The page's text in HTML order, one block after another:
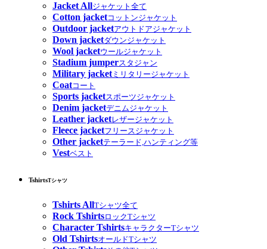
Jacket Allジャケット全て
Cotton jacketコットンジャケット
Outdoor jacketアウトドアジャケット
Down jacketダウンジャケット
Wool jacketウールジャケット
Stadium jumperスタジャン
Military jacketミリタリージャケット
Coatコート
Sports jacketスポーツジャケット
Denim jacketデニムジャケット
Leather jacketレザージャケット
Fleece jacketフリースジャケット
Other jacketテーラード,ハンティング等
Vestベスト
TshirtsTシャツ
Tshirts AllTシャツ全て
Rock TshirtsロックTシャツ
Character TshirtsキャラクターTシャツ
Old TshirtsオールドTシャツ